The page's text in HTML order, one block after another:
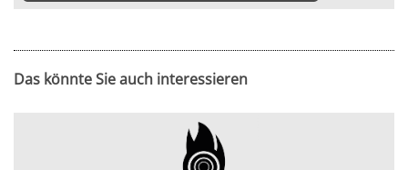
Das könnte Sie auch interessieren